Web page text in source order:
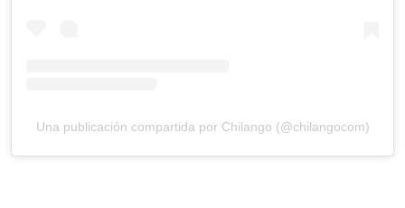
Una publicación compartida por Chilango (@chilangocom)